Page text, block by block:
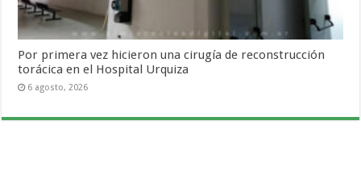
Por primera vez hicieron una cirugía de reconstrucción
torácica en el Hospital Urquiza
6 agosto, 2026